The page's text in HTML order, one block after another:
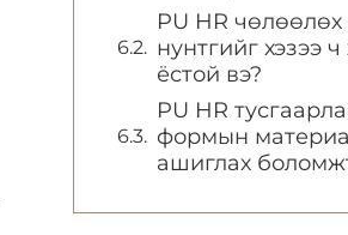
PU HR
нунтгийг хэзээ ч
ёстой вэ?
PU HR
формын
ашиглах